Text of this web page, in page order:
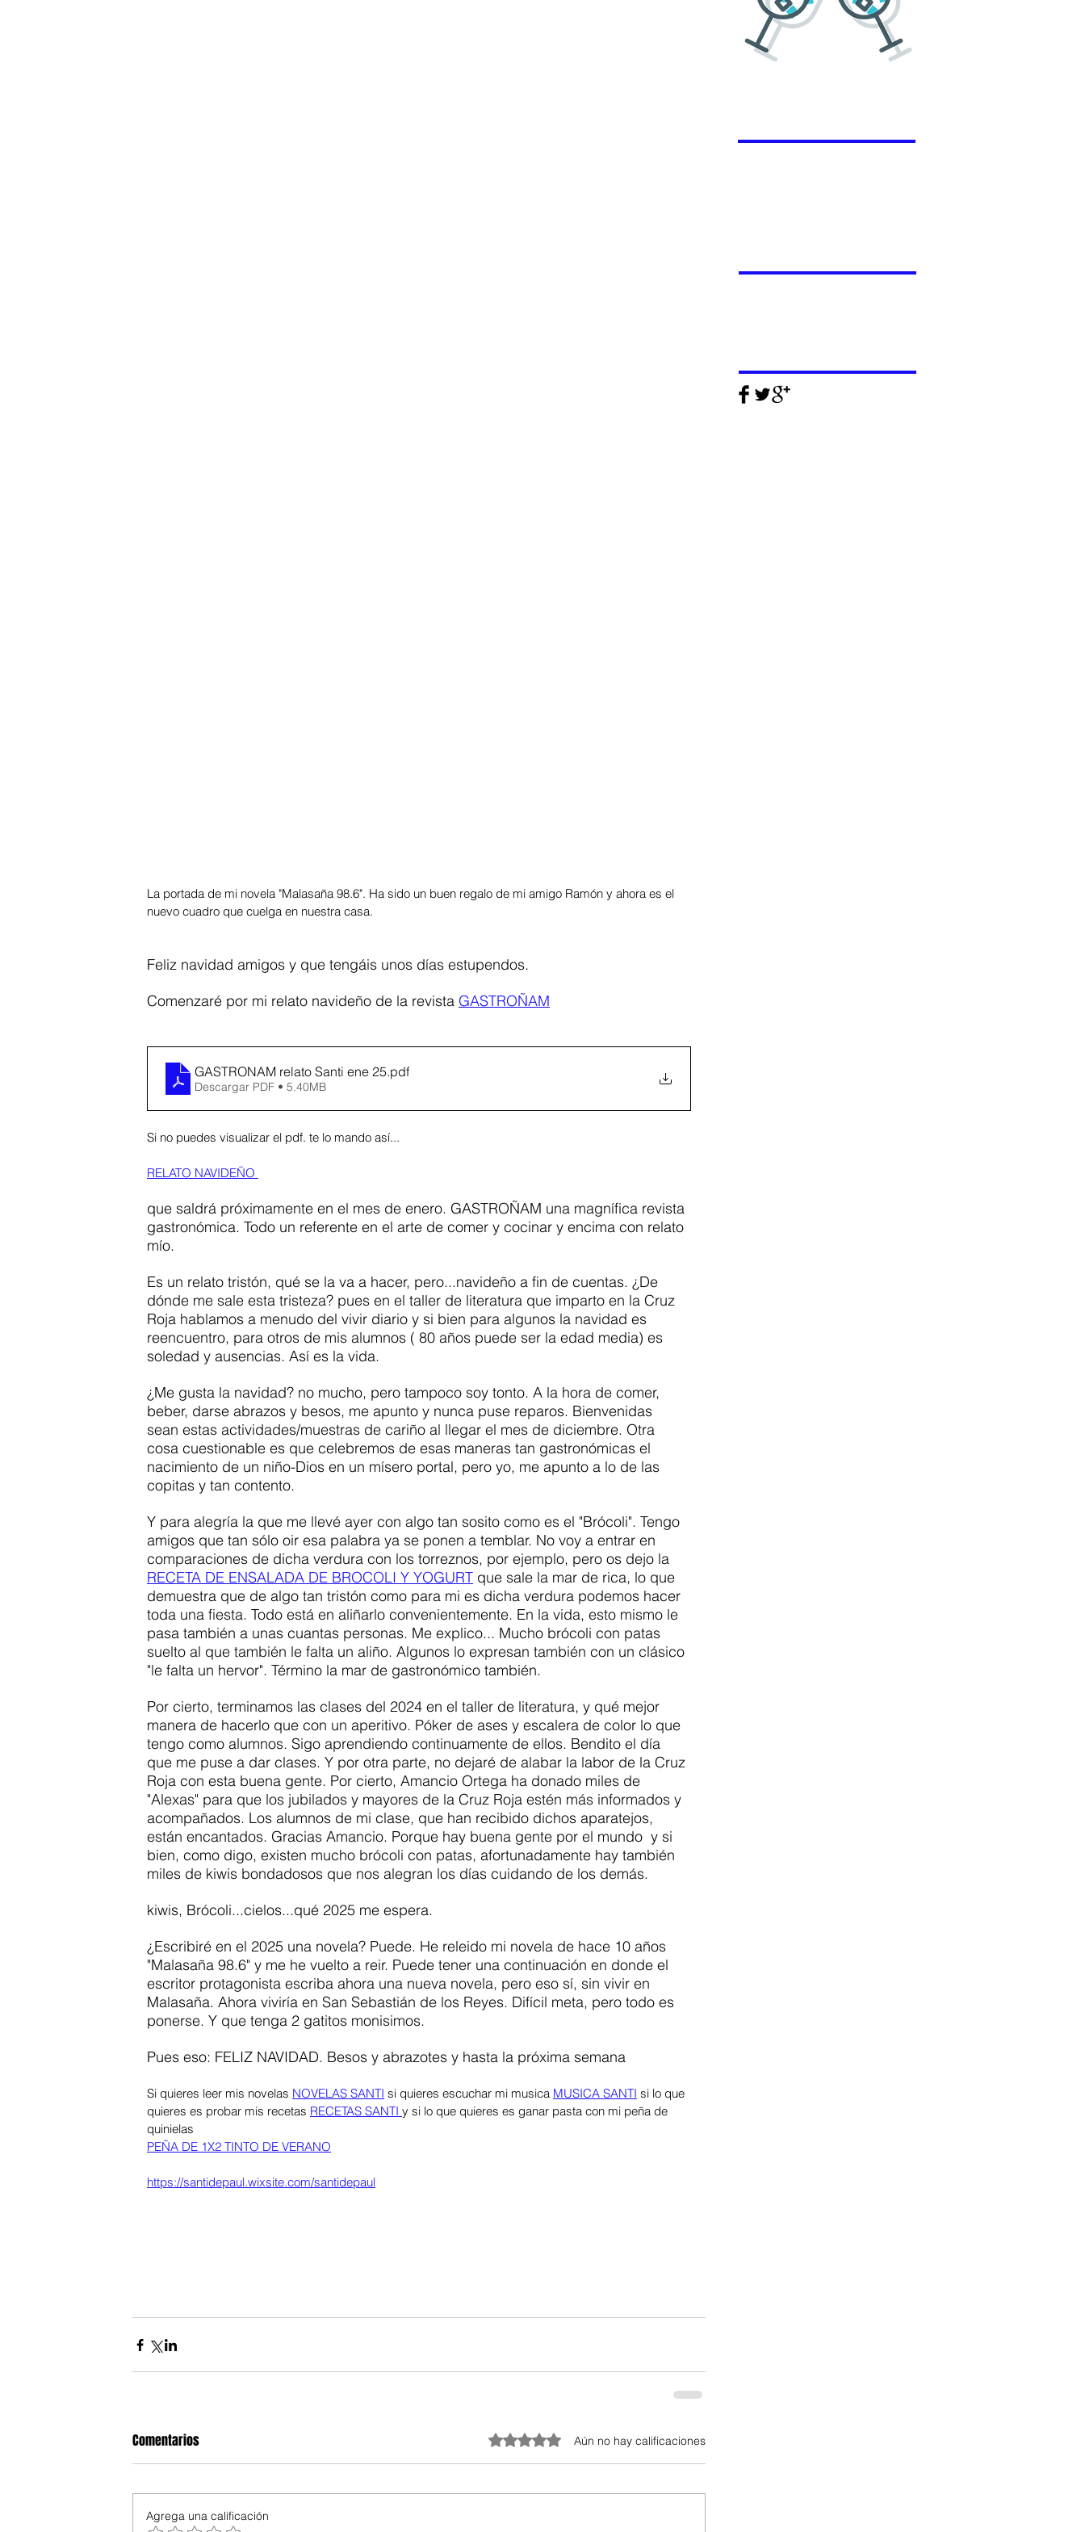
La portada de mi novela "Malasaña 98.6". Ha sido un buen regalo de mi amigo Ramón y ahora es el
nuevo cuadro que cuelga en nuestra casa.
Feliz navidad amigos y que tengáis unos días estupendos.
Comenzaré por mi relato navideño de la revista GASTROÑAM
GASTRONAM relato Santi ene 25.pdf
Descargar PDF • 5.40MB
Si no puedes visualizar el pdf. te lo mando así...
RELATO NAVIDEÑO
que saldrá próximamente en el mes de enero. GASTROÑAM una magnífica revista
gastronómica. Todo un referente en el arte de comer y cocinar y encima con relato
mío.
Es un relato tristón, qué se la va a hacer, pero...navideño a fin de cuentas. ¿De
dónde me sale esta tristeza? pues en el taller de literatura que imparto en la Cruz
Roja hablamos a menudo del vivir diario y si bien para algunos la navidad es
reencuentro, para otros de mis alumnos ( 80 años puede ser la edad media) es
soledad y ausencias. Así es la vida.
¿Me gusta la navidad? no mucho, pero tampoco soy tonto. A la hora de comer,
beber, darse abrazos y besos, me apunto y nunca puse reparos. Bienvenidas
sean estas actividades/muestras de cariño al llegar el mes de diciembre. Otra
cosa cuestionable es que celebremos de esas maneras tan gastronómicas el
nacimiento de un niño-Dios en un mísero portal, pero yo, me apunto a lo de las
copitas y tan contento.
Y para alegría la que me llevé ayer con algo tan sosito como es el "Brócoli". Tengo
amigos que tan sólo oir esa palabra ya se ponen a temblar. No voy a entrar en
comparaciones de dicha verdura con los torreznos, por ejemplo, pero os dejo la
RECETA DE ENSALADA DE BROCOLI Y YOGURT que sale la mar de rica, lo que
demuestra que de algo tan tristón como para mi es dicha verdura podemos hacer
toda una fiesta. Todo está en aliñarlo convenientemente. En la vida, esto mismo le
pasa también a unas cuantas personas. Me explico... Mucho brócoli con patas
suelto al que también le falta un aliño. Algunos lo expresan también con un clásico
"le falta un hervor". Término la mar de gastronómico también.
Por cierto, terminamos las clases del 2024 en el taller de literatura, y qué mejor
manera de hacerlo que con un aperitivo. Póker de ases y escalera de color lo que
tengo como alumnos. Sigo aprendiendo continuamente de ellos. Bendito el día
que me puse a dar clases. Y por otra parte, no dejaré de alabar la labor de la Cruz
Roja con esta buena gente. Por cierto, Amancio Ortega ha donado miles de
"Alexas" para que los jubilados y mayores de la Cruz Roja estén más informados y
acompañados. Los alumnos de mi clase, que han recibido dichos aparatejos,
están encantados. Gracias Amancio. Porque hay buena gente por el mundo  y si
bien, como digo, existen mucho brócoli con patas, afortunadamente hay también
miles de kiwis bondadosos que nos alegran los días cuidando de los demás.
kiwis, Brócoli...cielos...qué 2025 me espera.
¿Escribiré en el 2025 una novela? Puede. He releido mi novela de hace 10 años
"Malasaña 98.6" y me he vuelto a reir. Puede tener una continuación en donde el
escritor protagonista escriba ahora una nueva novela, pero eso sí, sin vivir en
Malasaña. Ahora viviría en San Sebastián de los Reyes. Difícil meta, pero todo es
ponerse. Y que tenga 2 gatitos monisimos.
Pues eso: FELIZ NAVIDAD. Besos y abrazotes y hasta la próxima semana
Si quieres leer mis novelas NOVELAS SANTI si quieres escuchar mi musica MUSICA SANTI si lo que
quieres es probar mis recetas RECETAS SANTI y si lo que quieres es ganar pasta con mi peña de
quinielas
PEÑA DE 1X2 TINTO DE VERANO
https://santidepaul.wixsite.com/santidepaul
Comentarios Obtuvo 0 de 5 estrellas.Aún no hay calificaciones
Agrega una calificación